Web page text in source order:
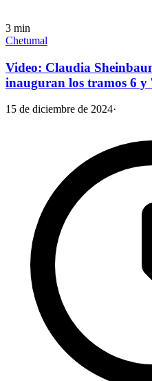
3 min
Chetumal
Video: Claudia
inauguran los tramos 6 y
15 de diciembre de 2024·